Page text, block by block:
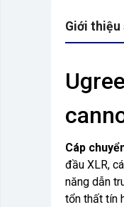
Giới thiệu
Cáp
đầu XLR,
năng dẫn
tổn thất tín